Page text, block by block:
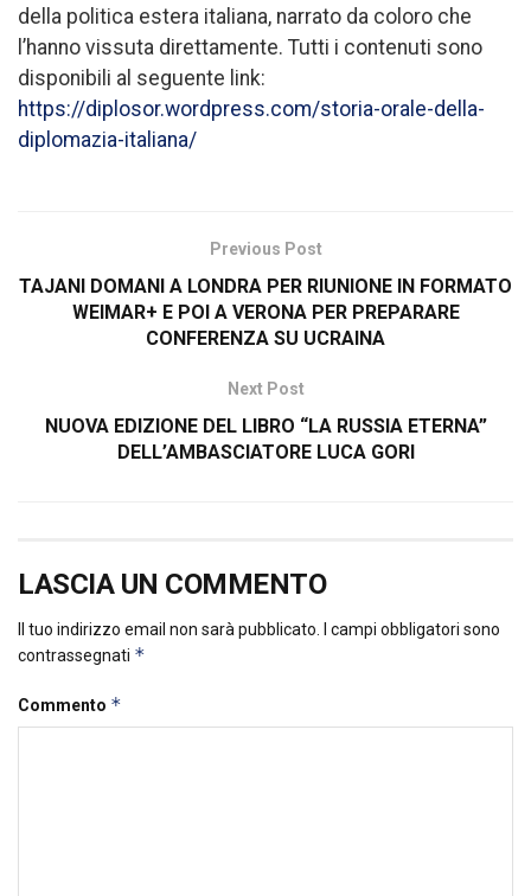
della politica estera italiana, narrato da coloro che
l’hanno vissuta direttamente. Tutti i contenuti sono
disponibili al seguente link:
https://diplosor.wordpress.com/storia-orale-della-
diplomazia-italiana/
Previous Post
TAJANI DOMANI A LONDRA PER RIUNIONE IN FORMATO
WEIMAR+ E POI A VERONA PER PREPARARE
CONFERENZA SU UCRAINA
Next Post
NUOVA EDIZIONE DEL LIBRO “LA RUSSIA ETERNA”
DELL’AMBASCIATORE LUCA GORI
LASCIA UN COMMENTO
Il tuo indirizzo email non sarà pubblicato.
I campi obbligatori sono
contrassegnati *
Commento *